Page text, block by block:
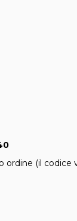
(il codice